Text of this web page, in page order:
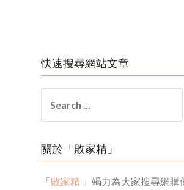
快速搜尋網站文章
for:
關於「敗家精」
「敗家精 」竭力為大家搜尋網購